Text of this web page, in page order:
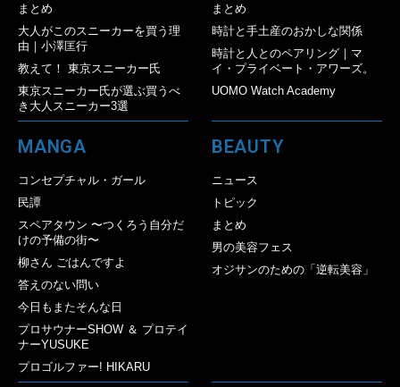
まとめ
大人がこのスニーカーを買う理
由｜小澤匡行
教えて！ 東京スニーカー氏
東京スニーカー氏が選ぶ買うべ
き大人スニーカー3選
まとめ
時計と手土産のおかしな関係
時計と人とのペアリング｜マ
イ・プライベート・アワーズ。
UOMO Watch Academy
MANGA
コンセプチャル・ガール
民譚
スペアタウン 〜つくろう自分だ
けの予備の街〜
柳さん ごはんですよ
答えのない問い
今日もまたそんな日
プロサウナーSHOW ＆ プロテイ
ナーYUSUKE
プロゴルファー! HIKARU
BEAUTY
ニュース
トピック
まとめ
男の美容フェス
オジサンのための「逆転美容」